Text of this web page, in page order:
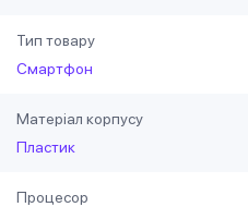
Тип товару
Смартфон
Матеріал корпусу
Пластик
Процесор